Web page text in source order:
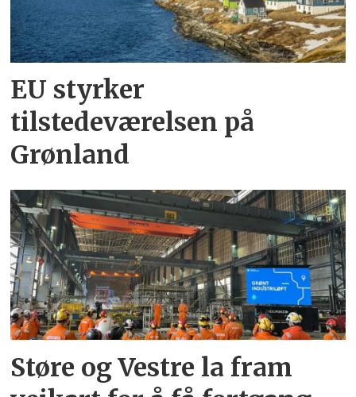
EU styrker
tilstedeværelsen på
Grønland
Støre og Vestre la fram